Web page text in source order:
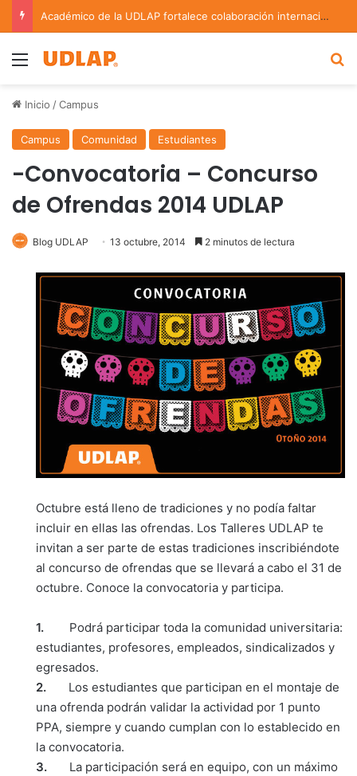
Académico de la UDLAP fortalece colaboración internacional con estancia de investigación en Argentina
Menu
Inicio /Campus
Campus Comunidad Estudiantes
-Convocatoria – Concurso
de Ofrendas 2014 UDLAP
Blog UDLAP 13 octubre, 2014 2 minutos de lectura
Octubre está lleno de tradiciones y no podía faltar
incluir en ellas las ofrendas. Los Talleres UDLAP te
invitan a ser parte de estas tradiciones inscribiéndote
al concurso de ofrendas que se llevará a cabo el 31 de
octubre. Conoce la convocatoria y participa.
1. Podrá participar toda la comunidad universitaria:
estudiantes, profesores, empleados, sindicalizados y
egresados.
2. Los estudiantes que participan en el montaje de
una ofrenda podrán validar la actividad por 1 punto
PPA, siempre y cuando cumplan con lo establecido en
la convocatoria.
3. La participación será en equipo, con un máximo